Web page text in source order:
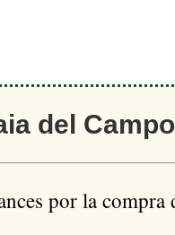
del Campo
por la compra